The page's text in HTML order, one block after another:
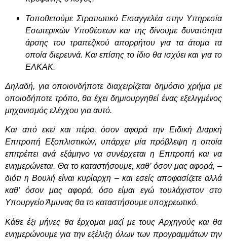
Τοποθετούμε Στρατιωτικό Εισαγγελέα στην Υπηρεσία
Εσωτερικών Υποθέσεων και της δίνουμε δυνατότητα
άρσης του τραπεζικού απορρήτου για τα άτομα τα
οποία διερευνά. Και επίσης το ίδιο θα ισχύει και για το
ΕΛΚΑΚ.
Δηλαδή, για οποιονδήποτε διαχειρίζεται δημόσιο χρήμα με
οποιοδήποτε τρόπο, θα έχει δημιουργηθεί ένας εξελιγμένος
μηχανισμός ελέγχου για αυτό.
Και από εκεί και πέρα, όσον αφορά την Ειδική Διαρκή
Επιτροπή Εξοπλιστικών, υπάρχει μία πρόβλεψη η οποία
επιτρέπει ανά εξάμηνο να συνέρχεται η Επιτροπή και να
ενημερώνεται. Θα το καταστήσουμε, καθ’ όσον μας αφορά, –
διότι η Βουλή είναι κυρίαρχη – και εσείς αποφασίζετε αλλά
καθ’ όσον μας αφορά, όσο είμαι εγώ τουλάχιστον στο
Υπουργείο Άμυνας θα το καταστήσουμε υποχρεωτικό.
Κάθε έξι μήνες θα έρχομαι μαζί με τους Αρχηγούς και θα
ενημερώνουμε για την εξέλιξη όλων των προγραμμάτων την